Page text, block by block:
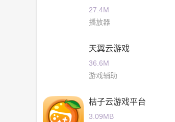
27.4M
播放器
天翼云游戏
36.6M
游戏辅助
桔子云游戏平台
3.09MB